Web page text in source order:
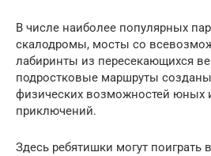
В числе наиболее популярных
скалодромы, мосты со
лабиринты из пересекающихся
подростковые маршруты
физических возможностей юных
приключений.
Здесь ребятишки могут поиграть